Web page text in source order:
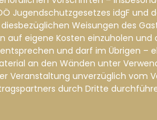
Jugendschutzgesetzes idgF und
Weisungen des
eigene Kosten einzuholen
und darf im Übrigen
an den Wänden unter
Veranstaltung unverzüglich vom
durch Dritte